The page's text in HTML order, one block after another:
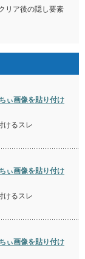
リア後の隠し要素
ぃ画像を貼り付け
けるスレ
ぃ画像を貼り付け
けるスレ
ぃ画像を貼り付け